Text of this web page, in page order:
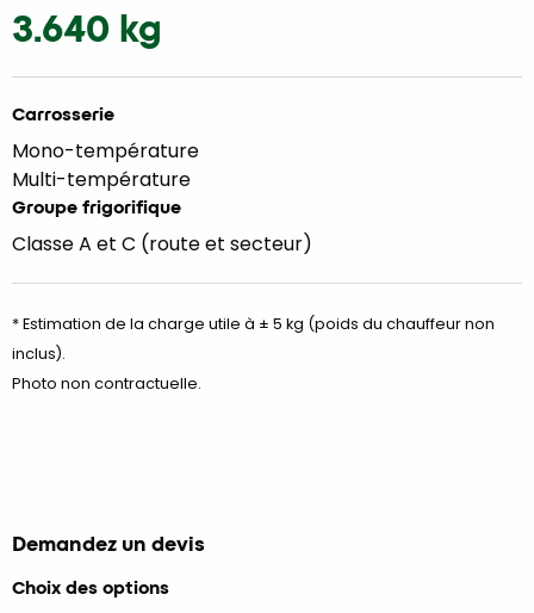
3.640 kg
Carrosserie
Mono-température
Multi-température
Groupe frigorifique
Classe A et C (route et secteur)
* Estimation de la charge utile à ± 5 kg (poids du chauffeur non
inclus).
Photo non contractuelle.
Demandez un devis
Choix des options